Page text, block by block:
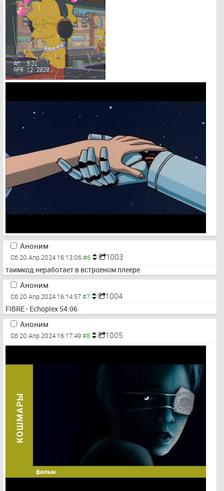
Аноним
Сб 20 Апр 2024 16:13:06 1003
таимкод неработает в встроеном плеере
Аноним
Сб 20 Апр 2024 16:14:57 1004
FIBRE - Echoplex 54:06
Аноним
Сб 20 Апр 2024 16:17:49 1005